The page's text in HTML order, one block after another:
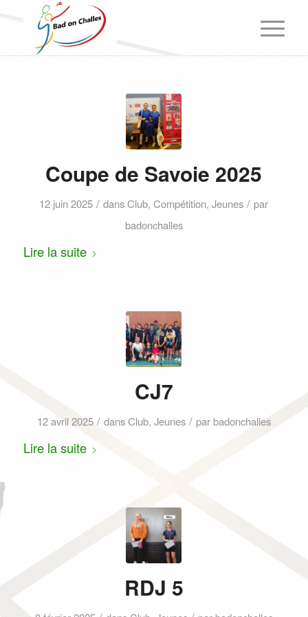
Coupe de Savoie 2025
12 juin 2025 / dansClub,Compétition,Jeunes / par
badonchalles
Lire la suite
CJ7
12 avril 2025 / dansClub, Jeunes / par badonchalles
Lire la suite
RDJ 5